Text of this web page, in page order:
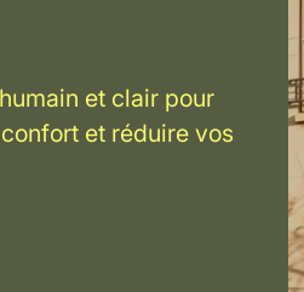
et clair pour
et réduire vos